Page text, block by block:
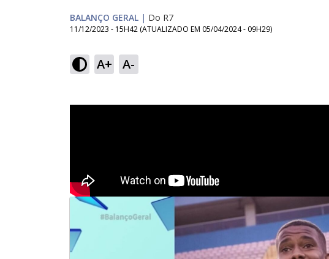
BALANÇO GERAL | Do R7
11/12/2023 - 15H42 (ATUALIZADO EM 05/04/2024 - 09H29)
A+ A-